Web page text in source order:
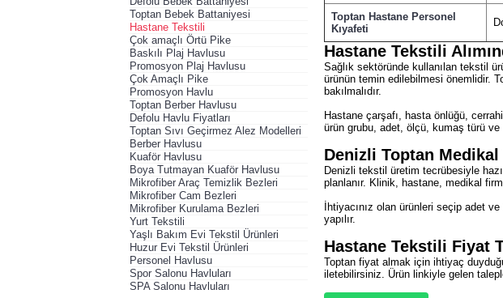
Toptan Bebek Battaniyesi
Hastane Tekstili
Çok amaçlı Örtü Pike
Baskılı Plaj Havlusu
Promosyon Plaj Havlusu
Çok Amaçlı Pike
Promosyon Havlu
Toptan Berber Havlusu
Defolu Havlu Fiyatları
Toptan Sıvı Geçirmez Alez Modelleri
Berber Havlusu
Kuaför Havlusu
Boya Tutmayan Kuaför Havlusu
Mikrofiber Araç Temizlik Bezleri
Mikrofiber Cam Bezleri
Mikrofiber Kurulama Bezleri
Yurt Tekstili
Yaşlı Bakım Evi Tekstil Ürünleri
Huzur Evi Tekstil Ürünleri
Personel Havlusu
Spor Salonu Havluları
SPA Salonu Havluları
Toptan Hastane Personel
Kıyafeti
Hastane Tekstili
Sağlık sektöründe kullanılan tekstil
ürünün temin edilebilmesi önemlidir.
bakılmalıdır.
Hastane çarşafı, hasta önlüğü,
ürün grubu, adet, ölçü, kumaş türü
Denizli Toptan
Denizli tekstil üretim tecrübesiyle
planlanır. Klinik, hastane, medikal
İhtiyacınız olan ürünleri seçip adet
yapılır.
Hastane Tekstili Fiyat
Toptan fiyat almak için ihtiyaç
iletebilirsiniz. Ürün linkiyle gelen